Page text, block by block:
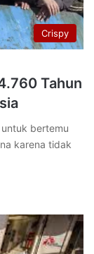
Crispy
Tahun
bertemu
karena tidak